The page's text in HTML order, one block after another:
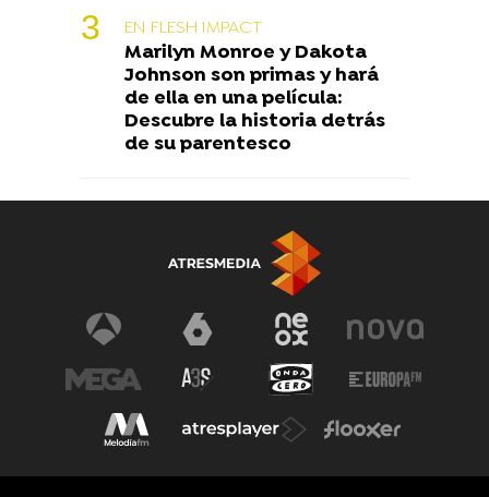
EN FLESH IMPACT
Marilyn Monroe y Dakota
Johnson son primas y hará
de ella en una película:
Descubre la historia detrás
de su parentesco